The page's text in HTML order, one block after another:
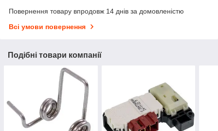
Повернення товару впродовж 14 днів за домовленістю
Всі умови повернення
Подібні товари компанії